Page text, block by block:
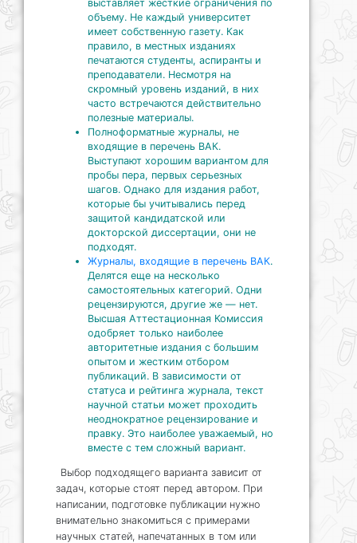
выставляет жесткие ограничения по
объему. Не каждый университет
имеет собственную газету. Как
правило, в местных изданиях
печатаются студенты, аспиранты и
преподаватели. Несмотря на
скромный уровень изданий, в них
часто встречаются действительно
полезные материалы.
Полноформатные журналы, не
входящие в перечень ВАК.
Выступают хорошим вариантом для
пробы пера, первых серьезных
шагов. Однако для издания работ,
которые бы учитывались перед
защитой кандидатской или
докторской диссертации, они не
подходят.
Журналы, входящие в перечень ВАК.
Делятся еще на несколько
самостоятельных категорий. Одни
рецензируются, другие же — нет.
Высшая Аттестационная Комиссия
одобряет только наиболее
авторитетные издания с большим
опытом и жестким отбором
публикаций. В зависимости от
статуса и рейтинга журнала, текст
научной статьи может проходить
неоднократное рецензирование и
правку. Это наиболее уважаемый, но
вместе с тем сложный вариант.
Выбор подходящего варианта зависит от
задач, которые стоят перед автором. При
написании, подготовке публикации нужно
внимательно знакомиться с примерами
научных статей, напечатанных в том или